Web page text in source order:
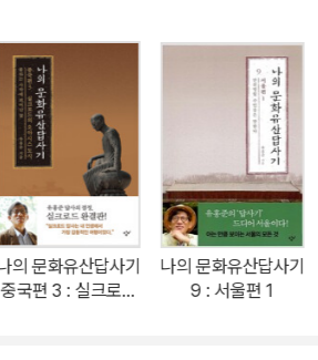
속에 숨겨진 보물 같은 불교 유적과 역사의
드 여정은 그야말로 ‘명불허전’이다. 그 옛
뿐 아니라 여러 민족들이 서로 투쟁하면
온 실크로드의 역사가 ‘답사기’ 중국편에
자 유홍준 교수는 이미 일본편(전4권)을 통
답사의 묘미를 선사한 바 있지만, 이번 중
를 드러낸다. 탁월한 안목과 절묘한 입담,
의 사랑을 받아온 ‘답사기’가 중국의 남다
의 문화유산답사기
중국편 3 : 실크로드
나의 문화유산답사기
9 : 서울편 1